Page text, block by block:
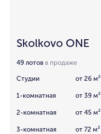
Skolkovo ONE
49 лотов в продаже
Студии от 26 м²
1-комнатная от 39 м²
2-комнатная от 45 м²
3-комнатная от 72 м²